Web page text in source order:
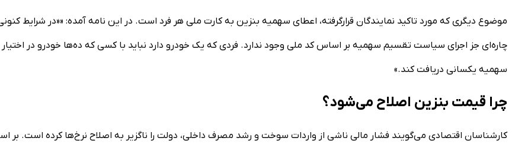
موضوع دیگری که مورد تاکید نمایندگان قرارگرفته، اعطای سهمیه بنزین به کارت ملی هر فرد است. در این نامه آمده: ««در شرایط
چاره‌ای جز اجرای سیاست تقسیم سهمیه بر اساس کد ملی وجود ندارد. فردی که یک خودرو دارد نباید با کسی که ده‌ها خودرو در اختیار
سهمیه یکسانی دریافت کند.»
چرا قیمت بنزین اصلاح می‌شود؟
کارشناسان اقتصادی می‌گویند فشار مالی ناشی از واردات سوخت و رشد مصرف داخلی، دولت را ناگزیر به اصلاح نرخ‌ها کرده است. بر